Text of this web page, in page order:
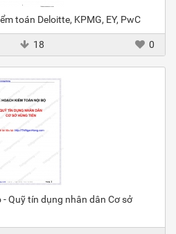
toán Deloitte, KPMG, EY, PwC
18 0
Quỹ tín dụng nhân dân Cơ sở